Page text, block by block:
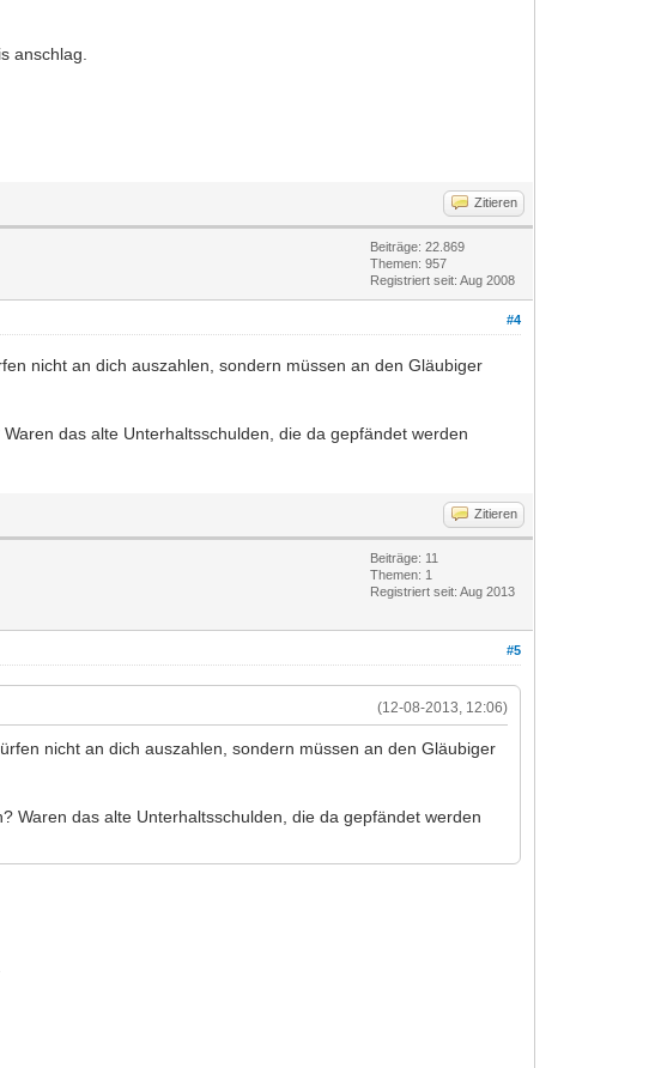
anschlag.
Zitieren
Beiträge: 22.869
Themen: 957
Registriert seit: Aug 2008
#4
nicht an dich auszahlen, sondern müssen an den Gläubiger
das alte Unterhaltsschulden, die da gepfändet werden
Zitieren
Beiträge: 11
Themen: 1
Registriert seit: Aug 2013
#5
(12-08-2013, 12:06)
nicht an dich auszahlen, sondern müssen an den Gläubiger
Waren das alte Unterhaltsschulden, die da gepfändet werden